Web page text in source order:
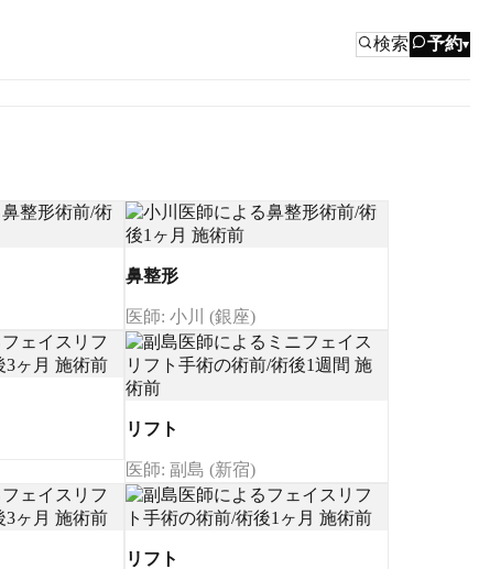
検索 予約▾
鼻整形
医師: 小川 (銀座)
リフト
医師: 副島 (新宿)
リフト